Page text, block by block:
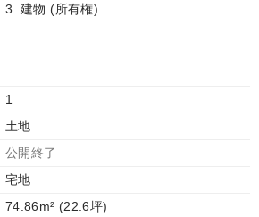
3. 建物 (所有権)
1
土地
公開終了
宅地
74.86m² (22.6坪)